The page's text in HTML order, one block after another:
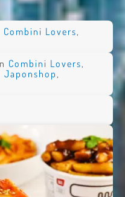
Combini Lovers,
Combini Lovers,
Japonshop ,